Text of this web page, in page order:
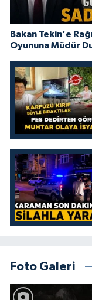
Bakan Tekin'e
Oyununa Müdür
Foto Galeri